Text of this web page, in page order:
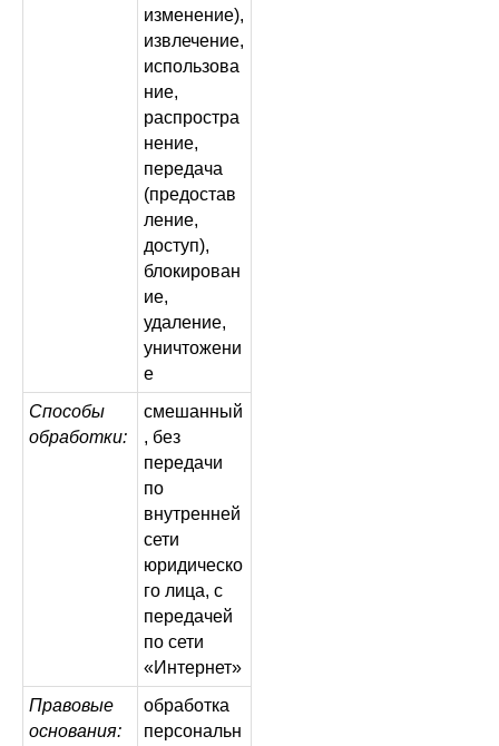
изменение),
извлечение,
использова
ние,
распростра
нение,
передача
(предостав
ление,
доступ),
блокирован
ие,
удаление,
уничтожени
е
Способы
обработки:
смешанный
, без
передачи
по
внутренней
сети
юридическо
го лица, с
передачей
по сети
«Интернет»
Правовые
основания:
обработка
персональн